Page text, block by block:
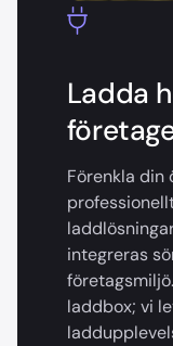
Ladda
Förenkla din
integreras
laddbox; vi